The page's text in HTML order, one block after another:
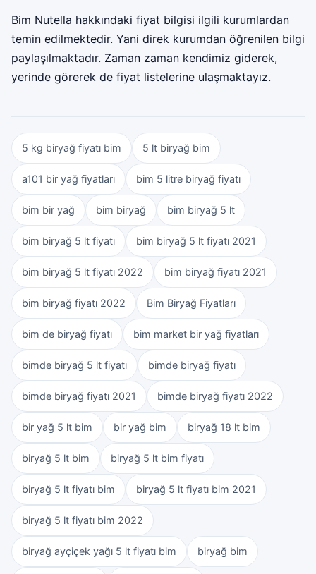
Bim Nutella hakkındaki fiyat bilgisi ilgili kurumlardan
temin edilmektedir. Yani direk kurumdan öğrenilen bilgi
paylaşılmaktadır. Zaman zaman kendimiz giderek,
yerinde görerek de fiyat listelerine ulaşmaktayız.
5 kg biryağ fiyatı bim 5 lt biryağ bim
a101 bir yağ fiyatları bim 5 litre biryağ fiyatı
bim bir yağ bim biryağ bim biryağ 5 lt
bim biryağ 5 lt fiyatı bim biryağ 5 lt fiyatı 2021
bim biryağ 5 lt fiyatı 2022 bim biryağ fiyatı 2021
bim biryağ fiyatı 2022 Bim Biryağ Fiyatları
bim de biryağ fiyatı bim market bir yağ fiyatları
bimde biryağ 5 lt fiyatı bimde biryağ fiyatı
bimde biryağ fiyatı 2021 bimde biryağ fiyatı 2022
bir yağ 5 lt bim bir yağ bim biryağ 18 lt bim
biryağ 5 lt bim biryağ 5 lt bim fiyatı
biryağ 5 lt fiyatı bim biryağ 5 lt fiyatı bim 2021
biryağ 5 lt fiyatı bim 2022
biryağ ayçiçek yağı 5 lt fiyatı bim biryağ bim